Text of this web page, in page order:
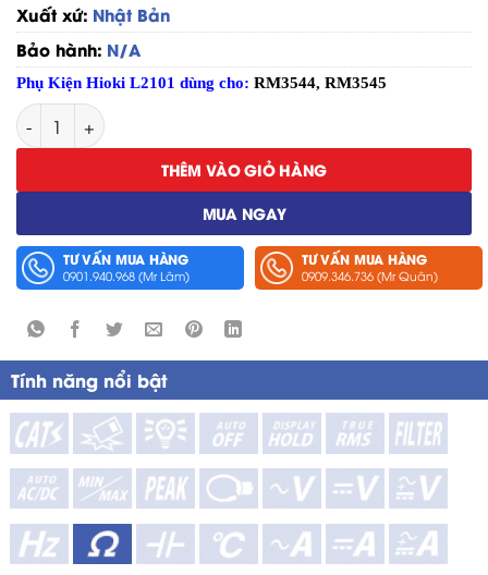
Xuất xứ: Nhật Bản
Bảo hành: N/A
Phụ Kiện Hioki L2101 dùng cho: RM3544, RM3545
Dây Đo Hioki L2101 số lượng
THÊM VÀO GIỎ HÀNG
MUA NGAY
TƯ VẤN MUA HÀNG
0901.940.968 (Mr Lâm)
TƯ VẤN MUA HÀNG
0909.346.736 (Mr Quân)
Tính năng nổi bật